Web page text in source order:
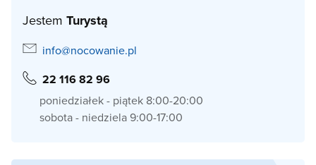
Jestem Turystą
info@nocowanie.pl
22 116 82 96
poniedziałek - piątek 8:00-20:00
sobota - niedziela 9:00-17:00